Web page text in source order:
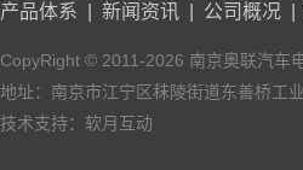
产品体系 新闻资讯 公司概况
CopyRight © 2011-2026 南京奥联汽车
地址：南京市江宁区秣陵街道东善桥工
技术支持： 软月互动